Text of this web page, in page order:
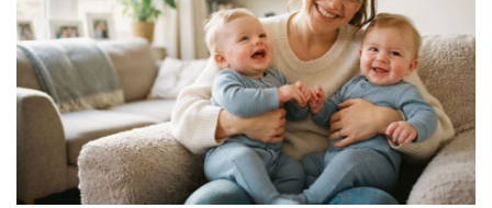
Da li je genetika zaslužna za rađanje blizanaca? Istina o
naslednim faktorima i blizanačkoj trudnoći
06. 08. 2026 06:38